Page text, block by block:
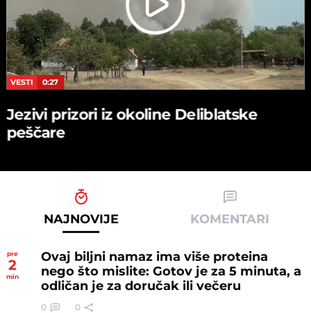
VESTI 0:27
Jezivi prizori iz okoline Deliblatske
peščare
NAJNOVIJE KOMENTARI
pre
2
min
Ovaj biljni namaz ima više proteina
nego što mislite: Gotov je za 5 minuta, a
odličan je za doručak ili večeru
0 0